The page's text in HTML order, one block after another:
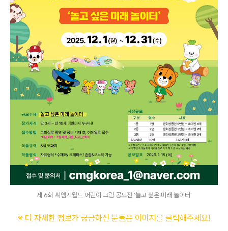
제 6회 씨엠지월드 어린이 그림 공모전 '놀고 싶은 미래 놀이터'
※ 더 자세한 정보가 궁금하신 분들은 이미지를 클릭해주세요!